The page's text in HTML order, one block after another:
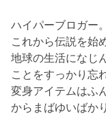
ハイパーブロガー。
これから伝説を始
地球の生活になじ
ことをすっかり忘
変身アイテムはふ
からまばゆいばか